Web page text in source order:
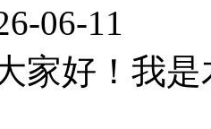
06-11
家好！我